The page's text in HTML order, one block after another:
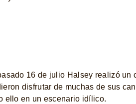
16 de julio Halsey realizó un
disfrutar de muchas de sus
ello en un escenario idílico.